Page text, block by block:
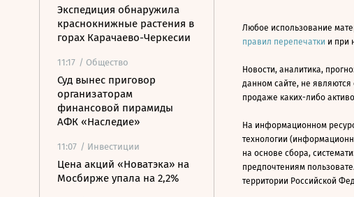
Экспедиция обнаружила
краснокнижные растения в
горах Карачаево-Черкесии
11:17 / Общество
Суд вынес приговор
организаторам
финансовой пирамиды
АФК «Наследие»
11:07 / Инвестиции
Цена акций «Новатэка» на
Мосбирже упала на 2,2%
Любое использование
правил перепечатки и при
Новости, аналитика,
данном сайте, не
продаже каких-либо
На информационном
технологии
на основе сбора,
предпочтениям
территории Российской